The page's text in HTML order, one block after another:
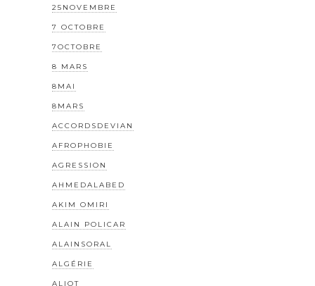
25NOVEMBRE
7 OCTOBRE
7OCTOBRE
8 MARS
8MAI
8MARS
ACCORDSDEVIAN
AFROPHOBIE
AGRESSION
AHMEDALABED
AKIM OMIRI
ALAIN POLICAR
ALAINSORAL
ALGÉRIE
ALIOT